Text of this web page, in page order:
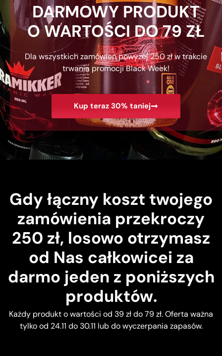
DARMOWY PRODUKT
O WARTOŚCI DO 79 ZŁ
Dla wszystkich zamówień powyżej 250 zł w trakcie
trwania promocji Black Week!
Kup teraz 30% taniej
Gdy łączny koszt twojego
zamówienia przekroczy
250 zł, losowo otrzymasz
od Nas całkowicei za
darmo jeden z poniższych
produktów.
Każdy produkt o wartości od 39 zł do 79 zł. Oferta ważna
tylko od 24.11 do 30.11 lub do wyczerpania zapasów.